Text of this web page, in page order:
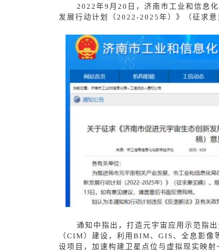
2022年9月20日，济南市工业和信息
发展行动计划（2022-2025年）》（征求
通知中指出，打造元宇宙应用示范指
（CIM ）建设，利用BIM、GIS、全息影像
设项目，加速构建卫星点位与虚拟现实映